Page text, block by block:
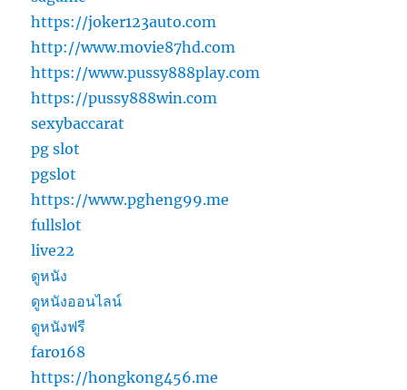
https://joker123auto.com
http://www.movie87hd.com
https://www.pussy888play.com
https://pussy888win.com
sexybaccarat
pg slot
pgslot
https://www.pgheng99.me
fullslot
live22
ดูหนัง
ดูหนังออนไลน์
ดูหนังฟรี
faro168
https://hongkong456.me